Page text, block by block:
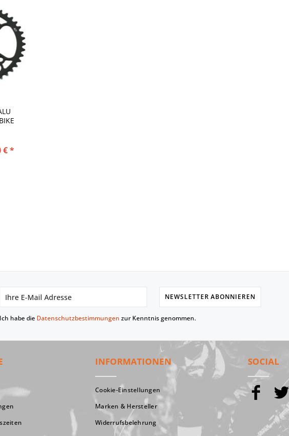
€ *
NEWSLETTER ABONNIEREN
Ich habe die Datenschutzbestimmungen zur Kenntnis genommen.
INFORMATIONEN
Cookie-Einstellungen
Marken & Hersteller
Widerrufsbelehrung
SOCIAL